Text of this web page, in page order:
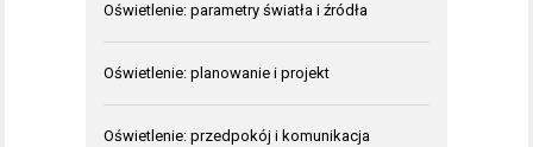
Oświetlenie: parametry światła i źródła
Oświetlenie: planowanie i projekt
Oświetlenie: przedpokój i komunikacja